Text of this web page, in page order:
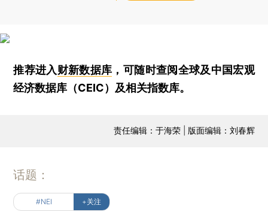
推荐进入财新数据库 ，可随时查阅全球及中国宏观
经济数据库（CEIC）及相关指数库。
责任编辑：于海荣 | 版面编辑：刘春辉
话题：
#NEI +关注